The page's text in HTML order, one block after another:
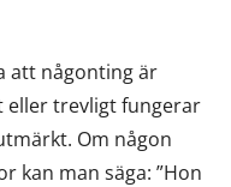
att någonting är
eller trevligt fungerar
Om någon
kan man säga: ”Hon